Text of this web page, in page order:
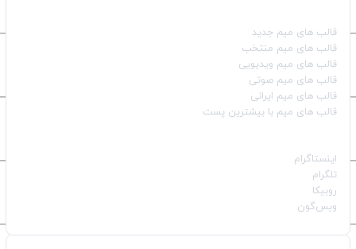
قالب‌ های میم جدید
قالب‌ های میم منتخب
قالب‌ های میم ویدیویی
قالب‌ های میم صوتی
قالب‌ های میم ایرانی
قالب‌ های میم با بیشترین پست
اینستاگرام
تلگرام
روبیکا
ویس‌گون